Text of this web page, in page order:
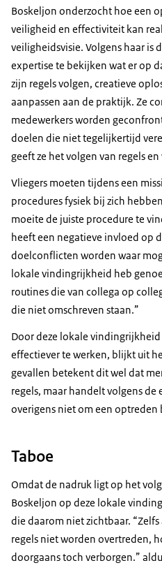
Boskeljon onderzocht hoe een
veiligheid en effectiviteit kan
veiligheidsvisie. Volgens haar is
expertise te bekijken wat er op
zijn regels volgen, creatieve
aanpassen aan de praktijk. Ze
medewerkers worden
doelen die niet tegelijkertijd
geeft ze het volgen van regels
Vliegers moeten tijdens een
procedures fysiek bij zich
moeite de juiste procedure te
heeft een negatieve invloed op
doelconflicten worden waar
lokale vindingrijkheid heb
routines die van collega op
die niet omschreven staan.”
Door deze lokale
effectiever te werken, blijkt uit
gevallen betekent dit wel dat
regels, maar handelt volgens de
overigens niet om een
Taboe
Omdat de nadruk ligt op het
Boskeljon op deze lokale
die daarom niet zichtbaar.
regels niet worden overtreden,
doorgaans toch verborgen.”